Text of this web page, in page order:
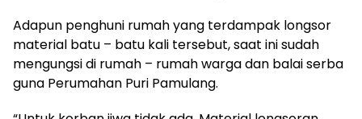
Adapun penghuni rumah yang terdampak longsor
material batu – batu kali tersebut, saat ini sudah
mengungsi di rumah – rumah warga dan balai serba
guna Perumahan Puri Pamulang.